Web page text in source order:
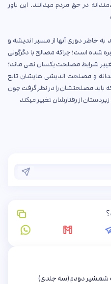
در حق مردم میدانند. این باور
خاطر دوری آنها از مسیر اندیشه و
شده است؛ چراکه مصالح با دگرگونی
شرایط مصلحت یکسان نمی ماند؛
و مصلحت اندیشی هایشان تابع
باید مصلحتشان را در نظر گرفت چون
از رفتارشان تغییر میکند
شمشیر دودم (سه جلدی)